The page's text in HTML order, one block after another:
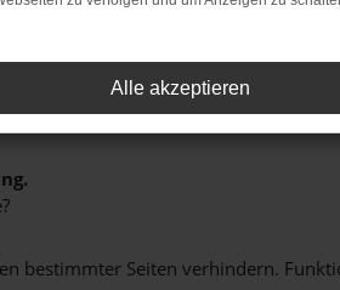
bestimmter Seiten verhindern.
Alle akzeptieren